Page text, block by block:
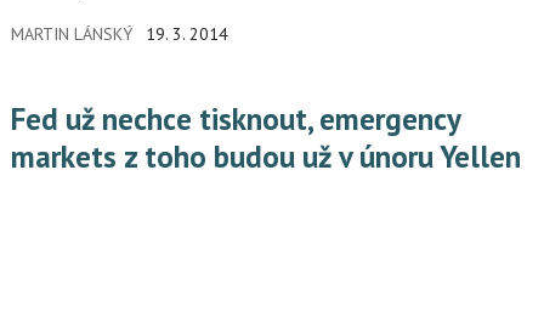
MARTIN LÁNSKÝ 19. 3. 2014
Fed už nechce tisknout, emergency
markets z toho budou už v únoru Yellen